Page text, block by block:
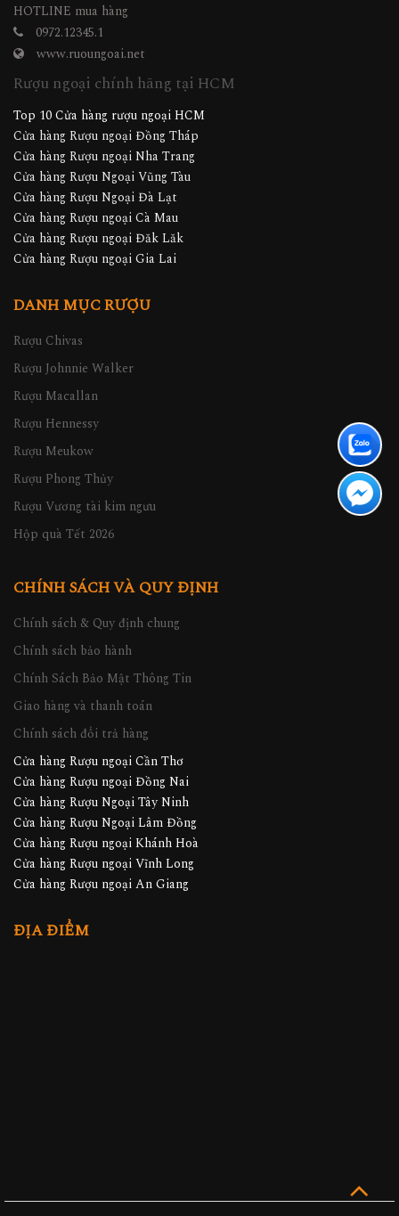
HOTLINE mua hàng
0972.12345.1
www.ruoungoai.net
Rượu ngoại chính hãng tại HCM
Top 10 Cửa hàng rượu ngoại HCM
Cửa hàng Rượu ngoại Đồng Tháp
Cửa hàng Rượu ngoại Nha Trang
Cửa hàng Rượu Ngoại Vũng Tàu
Cửa hàng Rượu Ngoại Đà Lạt
Cửa hàng Rượu ngoại Cà Mau
Cửa hàng Rượu ngoại Đăk Lăk
Cửa hàng Rượu ngoại Gia Lai
DANH MỤC RƯỢU
Rượu Chivas
Rượu Johnnie Walker
Rượu Macallan
Rượu Hennessy
Rượu Meukow
Rượu Phong Thủy
Rượu Vương tài kim ngưu
Hộp quà Tết 2026
CHÍNH SÁCH VÀ QUY ĐỊNH
Chính sách & Quy định chung
Chính sách bảo hành
Chính Sách Bảo Mật Thông Tin
Giao hàng và thanh toán
Chính sách đổi trả hàng
Cửa hàng Rượu ngoại Cần Thơ
Cửa hàng Rượu ngoại Đồng Nai
Cửa hàng Rượu Ngoại Tây Ninh
Cửa hàng Rượu Ngoại Lâm Đồng
Cửa hàng Rượu ngoại Khánh Hoà
Cửa hàng Rượu ngoại Vĩnh Long
Cửa hàng Rượu ngoại An Giang
ĐỊA ĐIỂM